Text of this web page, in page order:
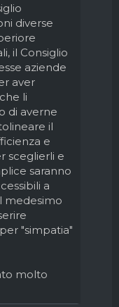
diverse
il Consiglio
aziende
aver
li
di averne
il
e
sceglierli e
saranno
a
medesimo
"simpatia"
molto